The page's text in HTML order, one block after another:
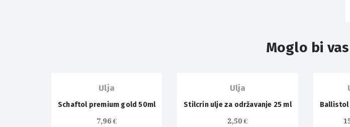
Moglo bi
Ulja
Schaftol premium gold 50ml
7,96€
Ulja
Stilcrin ulje za održavanje 25 ml
2,50€
Ballistol